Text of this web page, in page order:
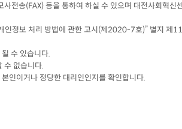
전송(FAX) 등을 통하여 하실 수 있으며 대전사회혁신
정보 처리 방법에 관한 고시(제2020-7호)” 별지 제
한 될 수 있습니다.
할 수 없습니다.
인이거나 정당한 대리인인지를 확인합니다.